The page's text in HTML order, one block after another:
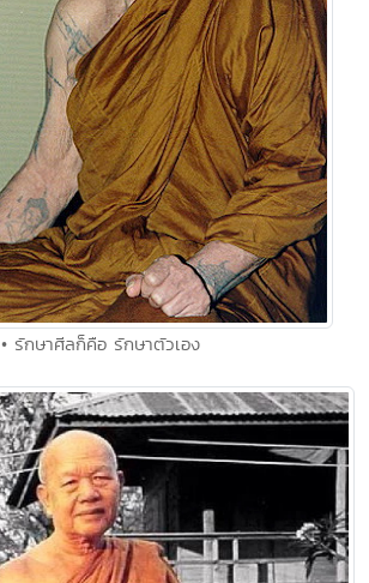
• รักษาศีลก็คือ รักษาตัวเอง